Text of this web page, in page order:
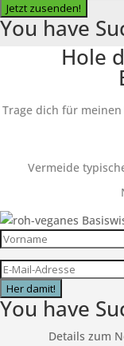
Jetzt zusenden!
You have
Hole
Trage dich für
Vermeide
Her damit!
You have
Details zum